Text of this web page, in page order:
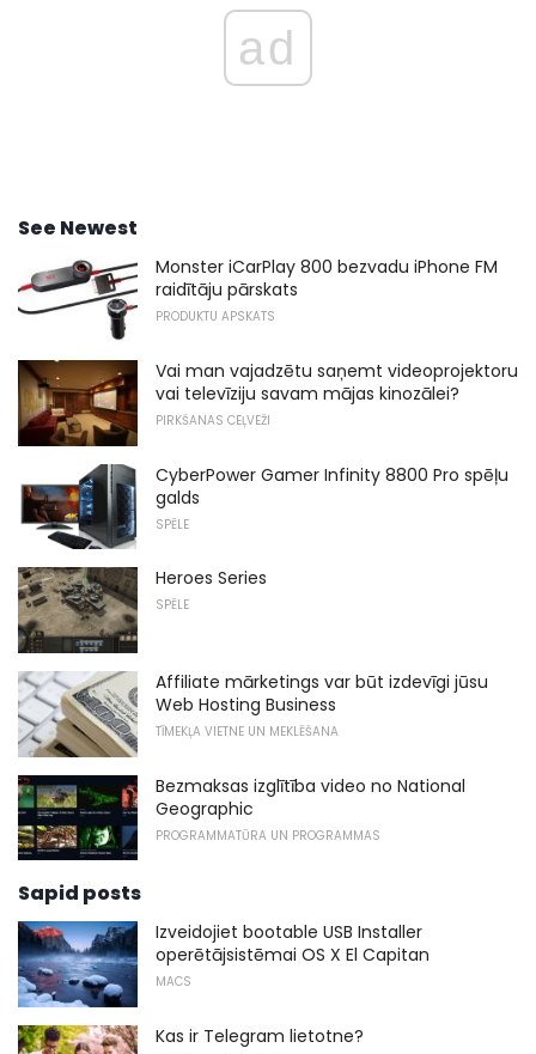
ad
See Newest
Monster iCarPlay 800 bezvadu iPhone FM
raidītāju pārskats
PRODUKTU APSKATS
Vai man vajadzētu saņemt videoprojektoru
vai televīziju savam mājas kinozālei?
PIRKŠANAS CEĻVEŽI
CyberPower Gamer Infinity 8800 Pro spēļu
galds
SPĒLE
Heroes Series
SPĒLE
Affiliate mārketings var būt izdevīgi jūsu
Web Hosting Business
TĪMEKĻA VIETNE UN MEKLĒŠANA
Bezmaksas izglītība video no National
Geographic
PROGRAMMATŪRA UN PROGRAMMAS
Sapid posts
Izveidojiet bootable USB Installer
operētājsistēmai OS X El Capitan
MACS
Kas ir Telegram lietotne?